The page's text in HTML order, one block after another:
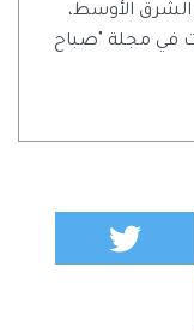
الأوسط،
في مجلة "صباح